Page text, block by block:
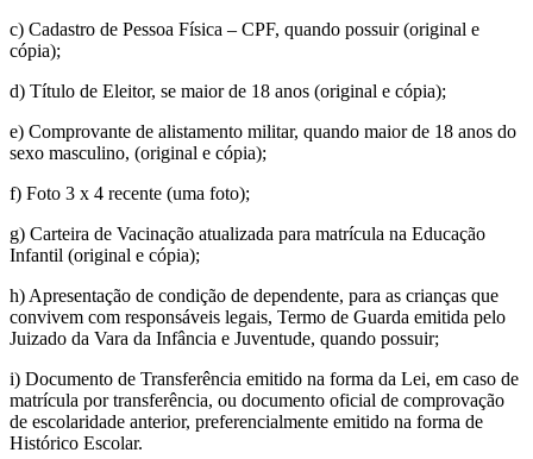
c) Cadastro de Pessoa Física – CPF, quando possuir (original e
cópia);
d) Título de Eleitor, se maior de 18 anos (original e cópia);
e) Comprovante de alistamento militar, quando maior de 18 anos do
sexo masculino, (original e cópia);
f) Foto 3 x 4 recente (uma foto);
g) Carteira de Vacinação atualizada para matrícula na Educação
Infantil (original e cópia);
h) Apresentação de condição de dependente, para as crianças que
convivem com responsáveis legais, Termo de Guarda emitida pelo
Juizado da Vara da Infância e Juventude, quando possuir;
i) Documento de Transferência emitido na forma da Lei, em caso de
matrícula por transferência, ou documento oficial de comprovação
de escolaridade anterior, preferencialmente emitido na forma de
Histórico Escolar.